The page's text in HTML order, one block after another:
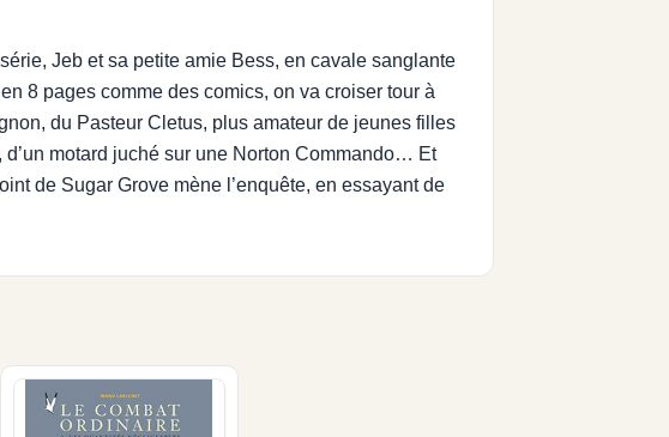
Jeb et sa petite amie Bess, en cavale sanglante
8 pages comme des comics, on va croiser tour à
du Pasteur Cletus, plus amateur de jeunes filles
motard juché sur une Norton Commando… Et
de Sugar Grove mène l’enquête, en essayant de